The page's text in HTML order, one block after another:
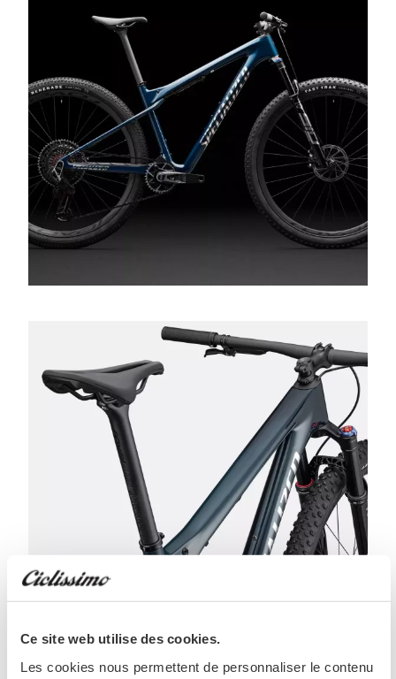
Ce site web utilise des cookies.
Les cookies nous permettent de personnaliser le contenu